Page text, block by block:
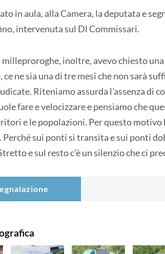
in aula, alla Camera, la deputata e
intervenuta sul Dl Commissari.
inoltre, avevo chiesto
ce ne sia una di tre mesi che non sarà
Riteniamo assurda l’assenza di
fare e velocizzare e pensiamo che
e le popolazioni. Per questo
Perché sui ponti si transita e sui ponti
e sul resto c’è un silenzio che ci